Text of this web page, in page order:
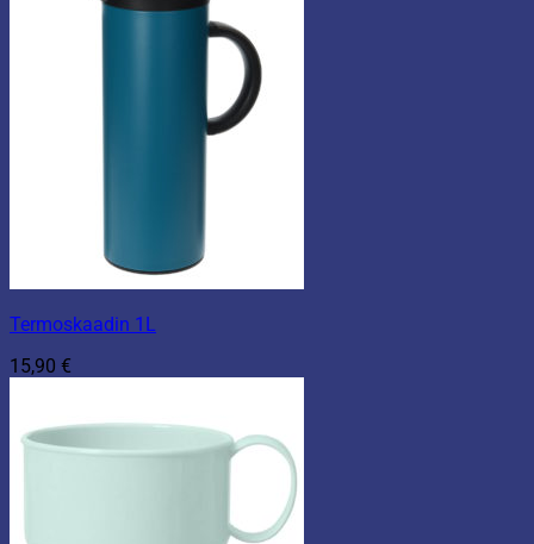
Termoskaadin 1L
15,90 €